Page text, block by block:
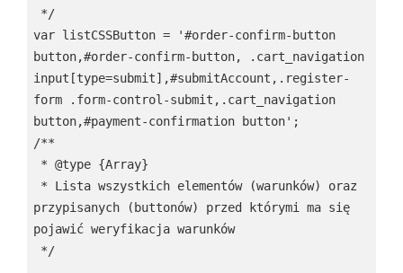
var listCSSButton = '#order-confirm-button
button,#order-confirm-button, .cart_navigation
input[type=submit],#submitAccount,.register-
form .form-control-submit,.cart_navigation
button,#payment-confirmation button';
/**
przypisanych (buttonów) przed którymi ma się
pojawić weryfikacja warunków